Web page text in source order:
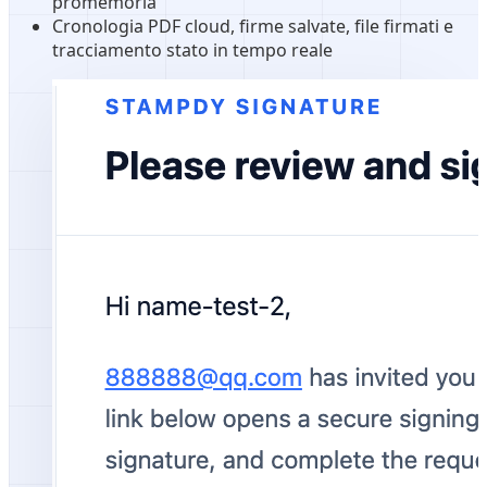
Cronologia PDF cloud, firme salvate, file firmati e
tracciamento stato in tempo reale